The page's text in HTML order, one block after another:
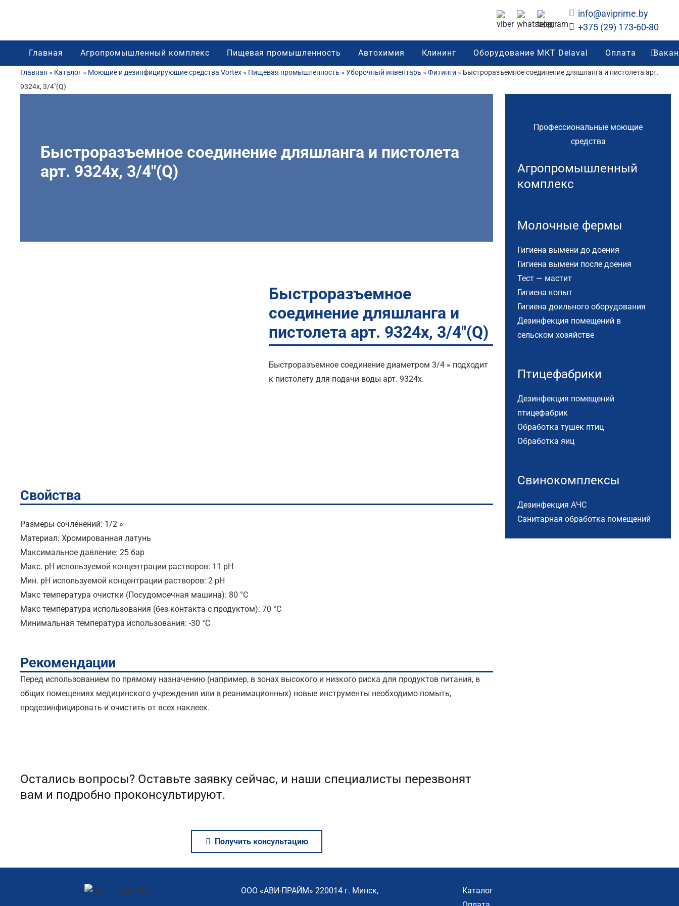
info@aviprime.by
+375 (29) 173-60-80
Главная Агропромышленный комплекс Пищевая промышленность Автохимия Клининг Оборудование МКТ Delaval Оплата
Главная » Каталог » Моющие и дезинфицирующие средства Vortex » Пищевая промышленность » Уборочный инвентарь » Фитинги » Быстроразъемное соединение дляшланга и пистолета арт.
9324x, 3/4″(Q)
Быстроразъемное соединение дляшланга и пистолета
арт. 9324x, 3/4″(Q)
Быстроразъемное
соединение дляшланга и
пистолета арт. 9324x, 3/4″(Q)
Быстроразъемное соединение диаметром 3/4 » подходит
к пистолету для подачи воды арт. 9324x.
Свойства
Размеры сочленений: 1/2 »
Материал: Хромированная латунь
Максимальное давление: 25 бар
Макс. pH используемой концентрации растворов: 11 pH
Мин. pH используемой концентрации растворов: 2 pH
Maкс температура очистки (Посудомоечная машина): 80 °C
Maкс температура использования (без контакта с продуктом): 70 °C
Минимальная температура использования: -30 °C
Рекомендации
Перед использованием по прямому назначению (например, в зонах высокого и низкого риска для продуктов питания, в
общих помещениях медицинского учреждения или в реанимационных) новые инструменты необходимо помыть,
продезинфицировать и очистить от всех наклеек.
Остались вопросы? Оставьте заявку сейчас, и наши специалисты перезвонят
вам и подробно проконсультируют.
Получить консультацию
Профессиональные моющие
средства
Агропромышленный
комплекс
Молочные фермы
Гигиена вымени до доения
Гигиена вымени после доения
Тест — мастит
Гигиена копыт
Гигиена доильного оборудования
Дезинфекция помещений в
сельском хозяйстве
Птицефабрики
Дезинфекция помещений
птицефабрик
Обработка тушек птиц
Обработка яиц
Свинокомплексы
Дезинфекция АЧС
Санитарная обработка помещений
ООО «АВИ-ПРАЙМ» 220014 г. Минск,
Каталог